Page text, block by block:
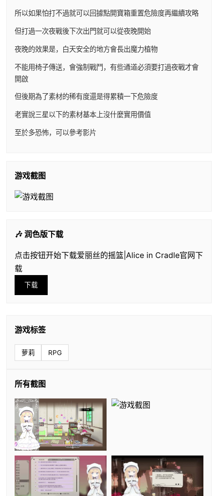
所以如果怕打不過就可以回據點開寶箱重置危險度再繼續攻略
但打過一次夜戰後下次出門就可以從夜晚開始
夜晚的效果是，白天安全的地方會長出魔力植物
不能用椅子傳送，會強制戰鬥，有些通道必須要打過夜戰才會
開啟
但後期為了素材的稀有度還是得累積一下危險度
老實說三星以下的素材基本上沒什麼實用價值
至於多恐怖，可以參考影片
游戏截图
🎶 润色版下载
点击按钮开始下载爱丽丝的摇篮|Alice in Cradle官网下
载
下载
游戏标签
萝莉 RPG
所有截图